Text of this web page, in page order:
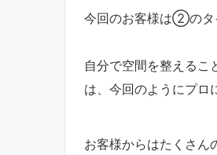
今回のお客様は②のタ
自分で空間を整えるこ
は、今回のようにプロ
お客様からはたくさん